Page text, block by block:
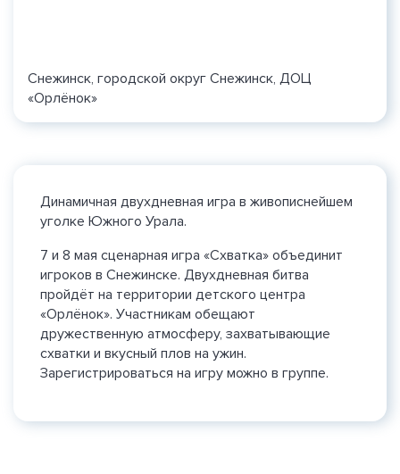
Снежинск, городской округ Снежинск, ДОЦ
«Орлёнок»
Динамичная двухдневная игра в живописнейшем
уголке Южного Урала.
7 и 8 мая сценарная игра «Схватка» объединит
игроков в Снежинске. Двухдневная битва
пройдёт на территории детского центра
«Орлёнок». Участникам обещают
дружественную атмосферу, захватывающие
схватки и вкусный плов на ужин.
Зарегистрироваться на игру можно в группе.